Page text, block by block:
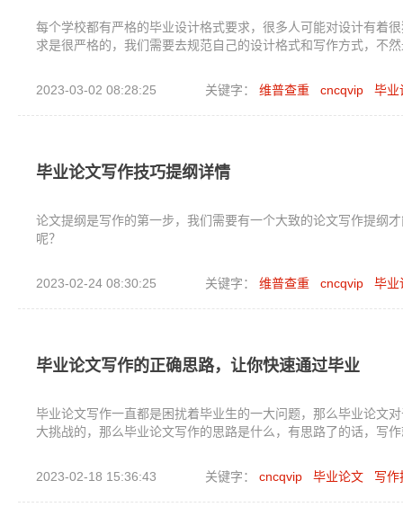
每个学校都有严格的毕业设计格式要求，很多人可能对设计有着
求是很严格的，我们需要去规范自己的设计格式和写作方式，不
2023-03-02 08:28:25 关键字： 维普查重 cncqvip 毕业
毕业论文写作技巧提纲详情
论文提纲是写作的第一步，我们需要有一个大致的论文写作提纲
呢？
2023-02-24 08:30:25 关键字： 维普查重 cncqvip 毕业
毕业论文写作的正确思路，让你快速通过毕业
毕业论文写作一直都是困扰着毕业生的一大问题，那么毕业论文
大挑战的，那么毕业论文写作的思路是什么，有思路了的话，写
2023-02-18 15:36:43 关键字： cncqvip 毕业论文 写作